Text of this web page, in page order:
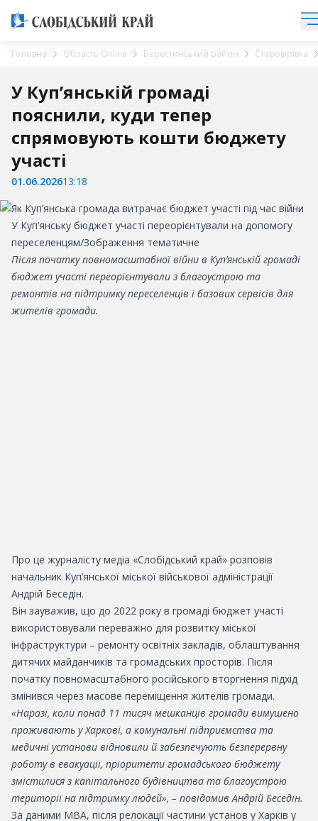
Головна Область Online Берестинський район Старовірівка
У Куп’янській громаді
пояснили, куди тепер
спрямовують кошти бюджету
участі
01.06.202613:18
У Куп’янську бюджет участі переорієнтували на допомогу
переселенцям/Зображення тематичне
Після початку повномасштабної війни в Куп’янській громаді
бюджет участі переорієнтували з благоустрою та
ремонтів на підтримку переселенців і базових сервісів для
жителів громади.
Про це журналісту медіа «Слобідський край» розповів
начальник Куп’янської міської військової адміністрації
Андрій Беседін.
Він зауважив, що до 2022 року в громаді бюджет участі
використовували переважно для розвитку міської
інфраструктури – ремонту освітніх закладів, облаштування
дитячих майданчиків та громадських просторів. Після
початку повномасштабного російського вторгнення підхід
змінився через масове переміщення жителів громади.
«Наразі, коли понад 11 тисяч мешканців громади вимушено
проживають у Харкові, а комунальні підприємства та
медичні установи відновили й забезпечують безперервну
роботу в евакуації, пріоритети громадського бюджету
змістилися з капітального будівництва та благоустрою
території на підтримку людей», – повідомив Андрій Беседін.
За даними МВА, після релокації частини установ у Харків у